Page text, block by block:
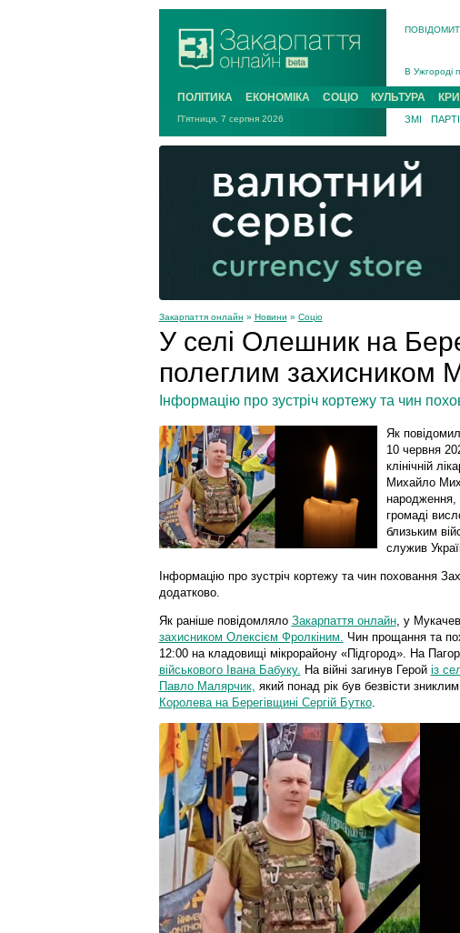
В Ужгороді
В Ужгороді
На війні з
На
ПОЛІТИКА ЕКОНОМІКА СОЦІО КУЛЬТУРА
П'ятниця, 7 серпня 2026 ЗМІ
Закарпаття онлайн » Новини » Соціо
У селі Олешник на
полеглим
Інформацію про зустріч кортежу та чин
Як
10 червня
клінічній
Михайло
громаді
близьким
служив
Інформацію про зустріч кортежу та чин поховання
додатково.
Як раніше повідомляло Закарпаття онлайн, у
захисником Олексієм Фролкіним.
Чин прощання та
12:00 на кладовищі мікрорайону «Підгород». На
військового Івана Бабуку. На війні загинув Герой із
Павло Малярчик, який понад рік був безвісти
Королева на Берегівщині Сергій Бутко.